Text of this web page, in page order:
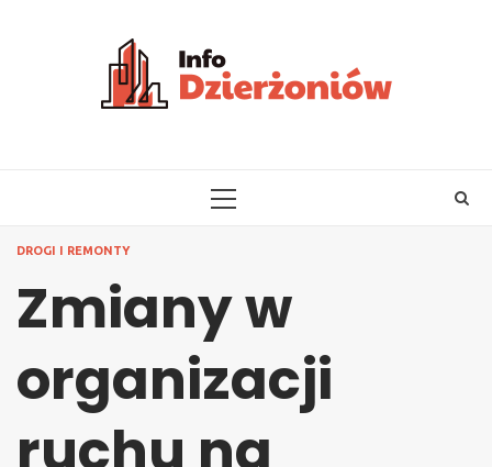
PRIMARY
DROGI I REMONTY
Zmiany w
organizacji
ruchu na